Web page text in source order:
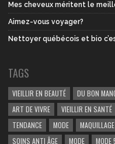
Mes cheveux méritent le
Aimez-vous voyager?
Nettoyer québécois et bio
TAGS
VIEILLIR EN BEAUTÉ DU BON
ART DE VIVRE
VIEILLIR EN SANTÉ
TENDANCE
MODE MAQUILLAGE
SOINS ANTI ÂGE
MODE MODE